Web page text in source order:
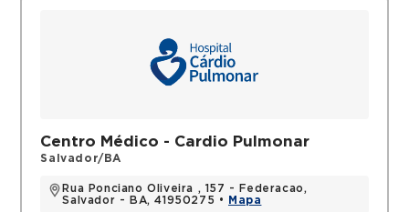
Centro Médico - Cardio Pulmonar
Salvador/BA
Rua Ponciano Oliveira , 157 - Federacao,
Salvador - BA, 41950275 •
Mapa